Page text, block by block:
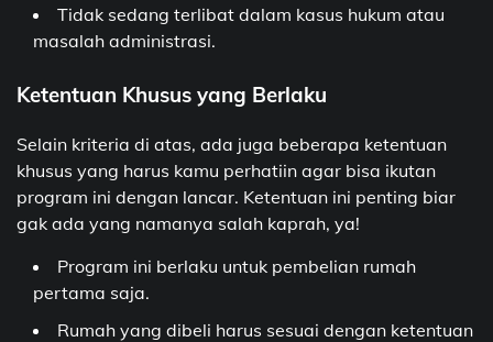
Tidak sedang terlibat dalam kasus hukum atau
masalah administrasi.
Ketentuan Khusus yang Berlaku
Selain kriteria di atas, ada juga beberapa ketentuan
khusus yang harus kamu perhatiin agar bisa ikutan
program ini dengan lancar. Ketentuan ini penting biar
gak ada yang namanya salah kaprah, ya!
Program ini berlaku untuk pembelian rumah
pertama saja.
Rumah yang dibeli harus sesuai dengan ketentuan